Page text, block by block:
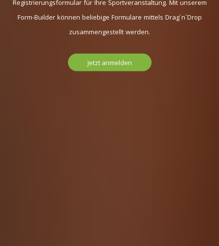
Registrierungsformular für Ihre Sportveranstaltung. Mit unserem
Form-Builder können beliebige Formulare mittels Drag´n´Drop
zusammengestellt werden.
Jetzt anmelden